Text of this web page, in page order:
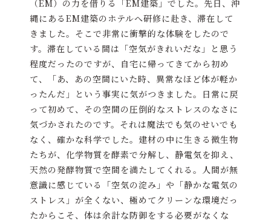
（EM）の力を借りる「EM建築」でした。先日、沖
縄にあるEM建築のホテルへ研修に赴き、滞在して
きました。そこで非常に衝撃的な体験をしたので
す。滞在している間は「空気がきれいだな」と思う
程度だったのですが、自宅に帰ってきてから初め
て、「あ、あの空間にいた時、異常なほど体が軽か
ったんだ」という事実に気がつきました。日常に戻
って初めて、その空間の圧倒的なストレスのなさに
気づかされたのです。それは魔法でも気のせいでも
なく、確かな科学でした。建材の中に生きる微生物
たちが、化学物質を酵素で分解し、静電気を抑え、
天然の発酵物質で空間を満たしてくれる。人間が無
意識に感じている「空気の淀み」や「静かな電気の
ストレス」が全くない、極めてクリーンな環境だっ
たからこそ、体は余計な防御をする必要がなくな